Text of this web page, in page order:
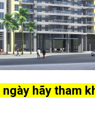
hãy tham